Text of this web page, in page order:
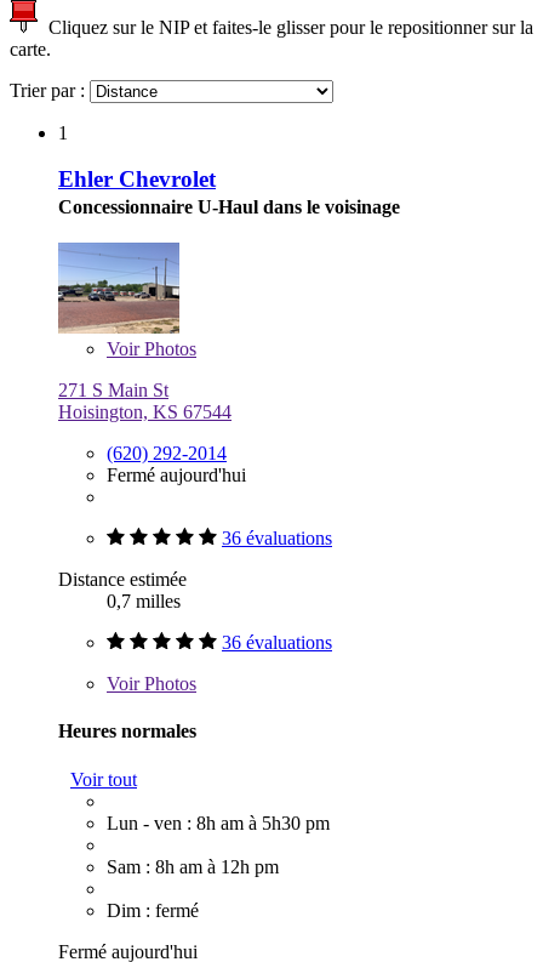
Cliquez sur le NIP et faites-le glisser pour le repositionner sur la
carte.
Trier par :
1
Ehler Chevrolet
Concessionnaire U-Haul dans le voisinage
VoirPhotos
271 S Main St
Hoisington, KS 67544
(620) 292-2014
Fermé aujourd'hui
36 évaluations
Distance estimée
0,7 milles
36 évaluations
VoirPhotos
Heures normales
Voir tout
Lun - ven : 8h am à 5h30 pm
Sam : 8h am à 12h pm
Dim : fermé
Fermé aujourd'hui